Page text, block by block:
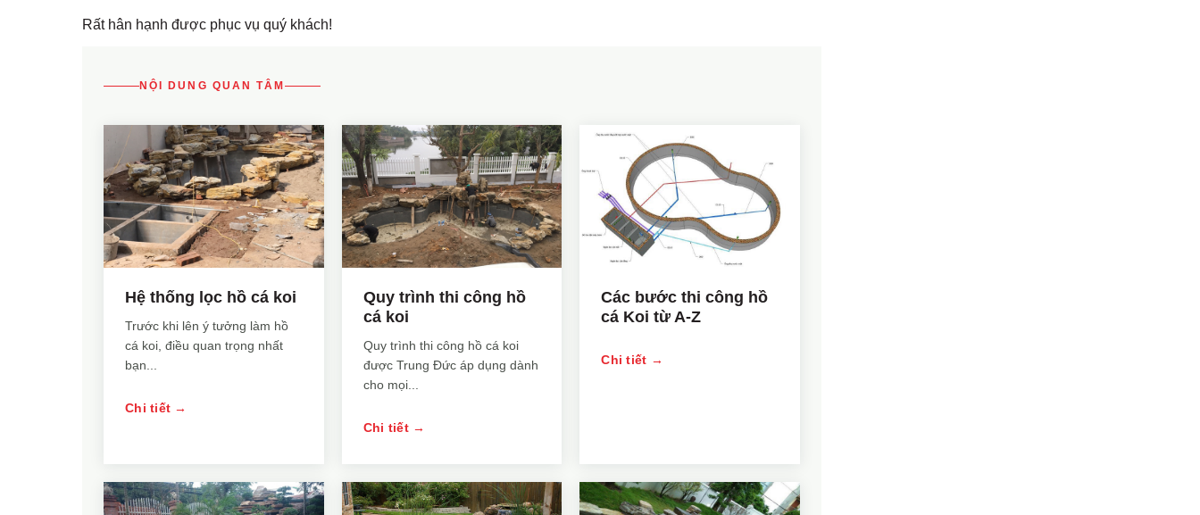
Rất hân hạnh được phục vụ quý khách!
NỘI DUNG QUAN TÂM
Hệ thống lọc hồ cá koi
Trước khi lên ý tưởng làm hồ
cá koi, điều quan trọng nhất
bạn...
Chi tiết →
Quy trình thi công hồ
cá koi
Quy trình thi công hồ cá koi
được Trung Đức áp dụng dành
cho mọi...
Chi tiết →
Các bước thi công hồ
cá Koi từ A-Z
Chi tiết →